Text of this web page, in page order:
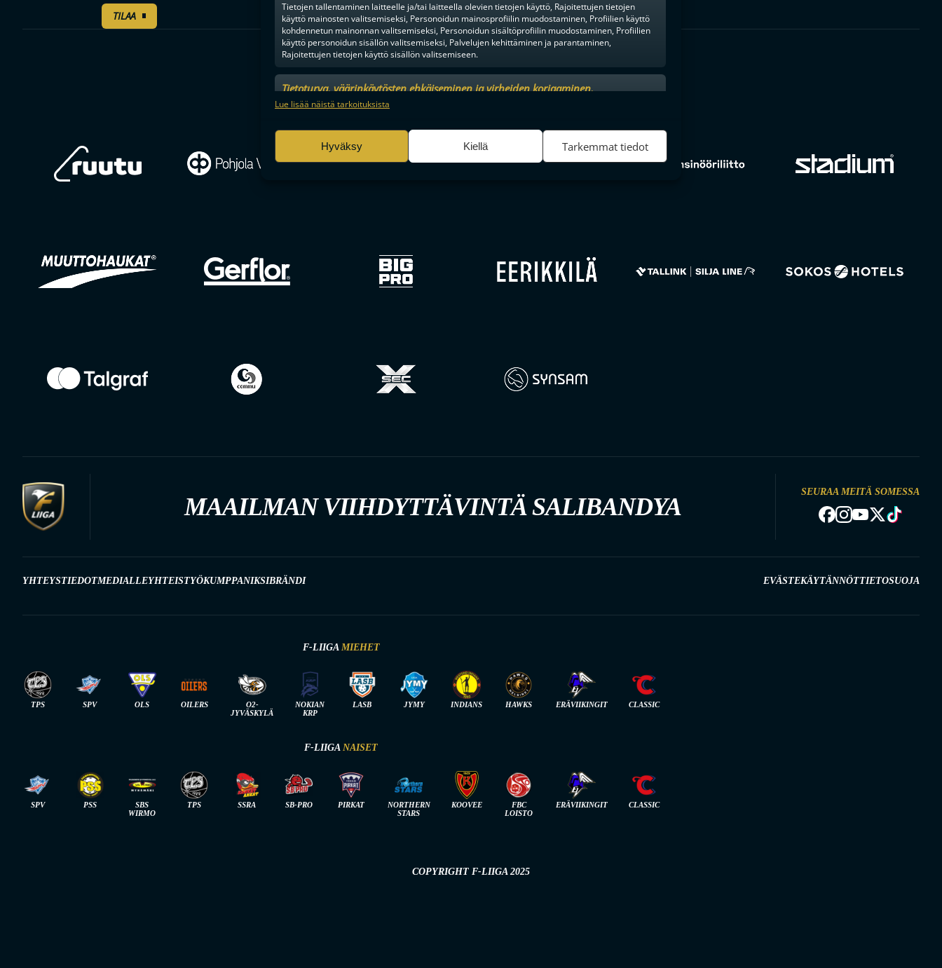
Tietojen tallentaminen laitteelle ja/tai laitteella olevien tietojen käyttö, Rajoitettujen tietojen
käyttö mainosten valitsemiseksi, Personoidun mainosprofiilin muodostaminen, Profiilien käyttö
kohdennetun mainonnan valitsemiseksi, Personoidun sisältöprofiilin muodostaminen, Profiilien
käyttö personoidun sisällön valitsemiseksi, Palvelujen kehittäminen ja parantaminen,
Rajoitettujen tietojen käyttö sisällön valitsemiseen.
Tietoturva, väärinkäytösten ehkäiseminen ja virheiden korjaaminen,
Mainonnan ja sisällön tekninen jakelu, Tallenna ja ilmaise
Lue lisää näistä tarkoituksista
Hyväksy Kiellä Tarkemmat tiedot
TILAA
F-LIIGANKUMPPANIT
MAAILMAN VIIHDYTTÄVINTÄ SALIBANDYA
SEURAA MEITÄ SOMESSA
YHTEYSTIEDOTMEDIALLEYHTEISTYÖKUMPPANIKSIBRÄNDI EVÄSTEKÄYTÄNNÖTTIETOSUOJA
F-LIIGA MIEHET
TPS SPV OLS OILERS
O2-
JYVÄSKYLÄ
NOKIAN
KRP
LASB JYMY INDIANS HAWKS ERÄVIIKINGIT CLASSIC
F-LIIGA NAISET
SPV PSS
SBS
WIRMO
TPS SSRA SB-PRO PIRKAT
NORTHERN
STARS
KOOVEE
FBC
LOISTO
ERÄVIIKINGIT CLASSIC
COPYRIGHT F-LIIGA 2025